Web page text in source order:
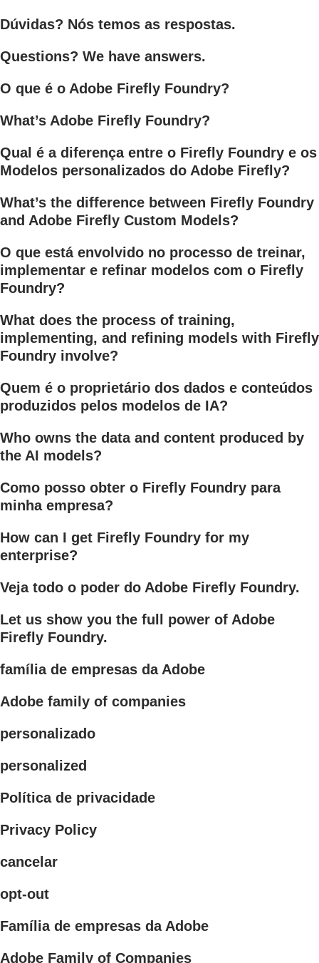
Dúvidas? Nós temos as respostas.
Questions? We have answers.
O que é o Adobe Firefly Foundry?
What’s Adobe Firefly Foundry?
Qual é a diferença entre o Firefly Foundry e os
Modelos personalizados do Adobe Firefly?
What’s the difference between Firefly Foundry
and Adobe Firefly Custom Models?
O que está envolvido no processo de treinar,
implementar e refinar modelos com o Firefly
Foundry?
What does the process of training,
implementing, and refining models with Firefly
Foundry involve?
Quem é o proprietário dos dados e conteúdos
produzidos pelos modelos de IA?
Who owns the data and content produced by
the AI models?
Como posso obter o Firefly Foundry para
minha empresa?
How can I get Firefly Foundry for my
enterprise?
Veja todo o poder do Adobe Firefly Foundry.
Let us show you the full power of Adobe
Firefly Foundry.
família de empresas da Adobe
Adobe family of companies
personalizado
personalized
Política de privacidade
Privacy Policy
cancelar
opt-out
Família de empresas da Adobe
Adobe Family of Companies